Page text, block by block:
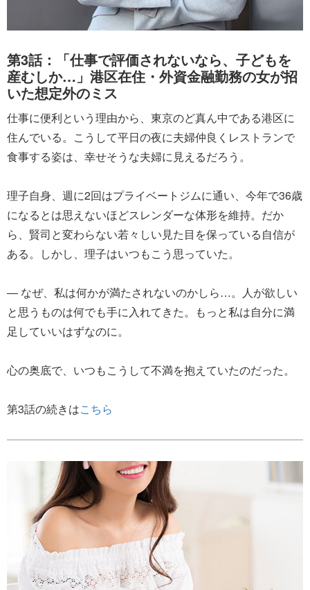
第3話：「仕事で評価されないなら、子どもを
産むしか…」港区在住・外資金融勤務の女が招
いた想定外のミス
仕事に便利という理由から、東京のど真ん中である港区に
住んでいる。こうして平日の夜に夫婦仲良くレストランで
食事する姿は、幸せそうな夫婦に見えるだろう。
理子自身、週に2回はプライベートジムに通い、今年で36歳
になるとは思えないほどスレンダーな体形を維持。だか
ら、賢司と変わらない若々しい見た目を保っている自信が
ある。しかし、理子はいつもこう思っていた。
― なぜ、私は何かが満たされないのかしら…。人が欲しい
と思うものは何でも手に入れてきた。もっと私は自分に満
足していいはずなのに。
心の奥底で、いつもこうして不満を抱えていたのだった。
第3話の続きはこちら